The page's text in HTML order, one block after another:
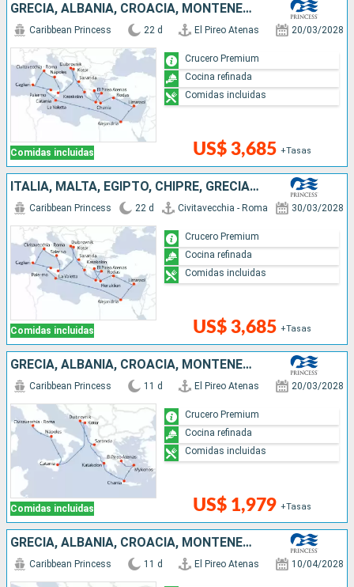
GRECIA, ALBANIA, CROACIA, MONTENEGRO, ITALIA, MALTA, EGIPTO, CHIPRE
Comidas incluidas
Caribbean Princess 22 d El Pireo Atenas 20/03/2028
US$ 3,685 +Tasas
Crucero Premium
Cocina refinada
Comidas incluidas
ITALIA, MALTA, EGIPTO, CHIPRE, GRECIA, ALBANIA, CROACIA, MONTENEGRO
Comidas incluidas
Caribbean Princess 22 d Civitavecchia - Roma 30/03/2028
US$ 3,685 +Tasas
Crucero Premium
Cocina refinada
Comidas incluidas
GRECIA, ALBANIA, CROACIA, MONTENEGRO, ITALIA
Comidas incluidas
Caribbean Princess 11 d El Pireo Atenas 20/03/2028
US$ 1,979 +Tasas
Crucero Premium
Cocina refinada
Comidas incluidas
GRECIA, ALBANIA, CROACIA, MONTENEGRO, ITALIA
Caribbean Princess 11 d El Pireo Atenas 10/04/2028